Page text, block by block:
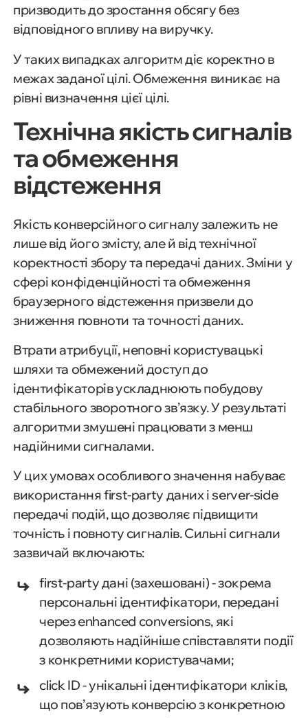
призводить до зростання обсягу без
відповідного впливу на виручку.
У таких випадках алгоритм діє коректно в
межах заданої цілі. Обмеження виникає на
рівні визначення цієї цілі.
Технічна якість сигналів
та обмеження
відстеження
Якість конверсійного сигналу залежить не
лише від його змісту, але й від технічної
коректності збору та передачі даних. Зміни у
сфері конфіденційності та обмеження
браузерного відстеження призвели до
зниження повноти та точності даних.
Втрати атрибуції, неповні користувацькі
шляхи та обмежений доступ до
ідентифікаторів ускладнюють побудову
стабільного зворотного зв’язку. У результаті
алгоритми змушені працювати з менш
надійними сигналами.
У цих умовах особливого значення набуває
використання first-party даних і server-side
передачі подій, що дозволяє підвищити
точність і повноту сигналів. Сильні сигнали
зазвичай включають:
first-party дані (захешовані) - зокрема
персональні ідентифікатори, передані
через enhanced conversions, які
дозволяють надійніше співставляти події
з конкретними користувачами;
click ID - унікальні ідентифікатори кліків,
що пов’язують конверсію з конкретною